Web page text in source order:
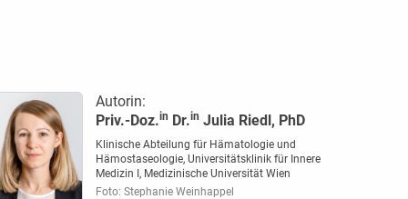
Autorin:
Priv.-Doz.in Dr.in Julia Riedl, PhD
Klinische Abteilung für Hämatologie und
Hämostaseologie, Universitätsklinik für Innere
Medizin I, Medizinische Universität Wien
Foto: Stephanie Weinhappel